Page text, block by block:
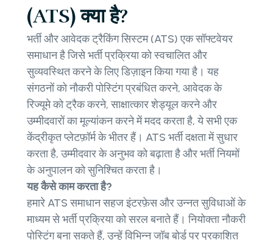
(ATS) क्या है?
भर्ती और आवेदक ट्रैकिंग सिस्टम (ATS) एक सॉफ्टवेयर
समाधान है जिसे भर्ती प्रक्रिया को स्वचालित और
सुव्यवस्थित करने के लिए डिज़ाइन किया गया है। यह
संगठनों को नौकरी पोस्टिंग प्रबंधित करने, आवेदक के
रिज्यूमे को ट्रैक करने, साक्षात्कार शेड्यूल करने और
उम्मीदवारों का मूल्यांकन करने में मदद करता है, ये सभी एक
केंद्रीकृत प्लेटफ़ॉर्म के भीतर हैं। ATS भर्ती दक्षता में सुधार
करता है, उम्मीदवार के अनुभव को बढ़ाता है और भर्ती नियमों
के अनुपालन को सुनिश्चित करता है।
यह कैसे काम करता है?
हमारे ATS समाधान सहज इंटरफ़ेस और उन्नत सुविधाओं के
माध्यम से भर्ती प्रक्रिया को सरल बनाते हैं। नियोक्ता नौकरी
पोस्टिंग बना सकते हैं, उन्हें विभिन्न जॉब बोर्ड पर प्रकाशित